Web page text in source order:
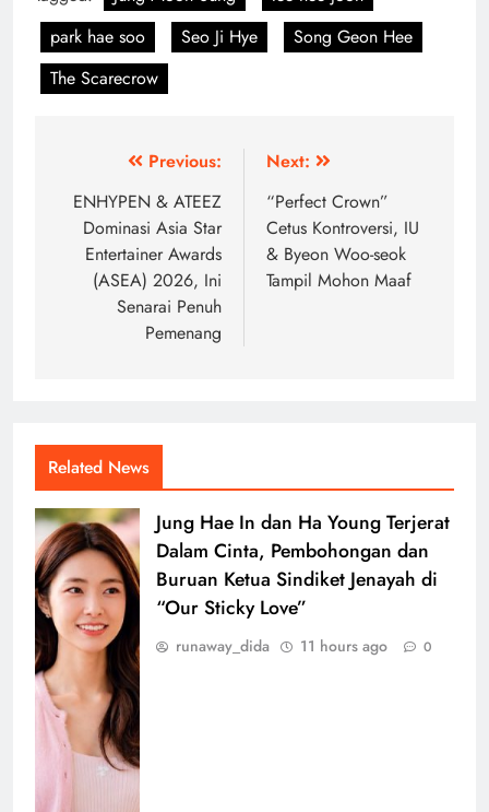
park hae soo
Seo Ji Hye
Song Geon Hee
The Scarecrow
navigation
Previous:
ENHYPEN & ATEEZ
Dominasi Asia Star
Entertainer Awards
(ASEA) 2026, Ini
Senarai Penuh
Pemenang
Next:
“Perfect Crown”
Cetus Kontroversi, IU
& Byeon Woo-seok
Tampil Mohon Maaf
Related News
Jung Hae In dan Ha Young Terjerat
Dalam Cinta, Pembohongan dan
Buruan Ketua Sindiket Jenayah di
“Our Sticky Love”
runaway_dida 11 hours ago 0